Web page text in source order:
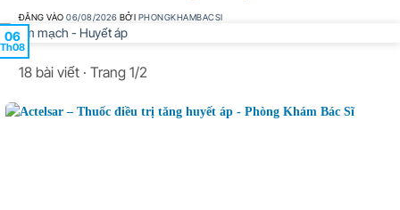
ĐĂNG VÀO06/08/2026 BỞI PHONGKHAMBACSI
06
Th08
18 bài viết · Trang 1/2